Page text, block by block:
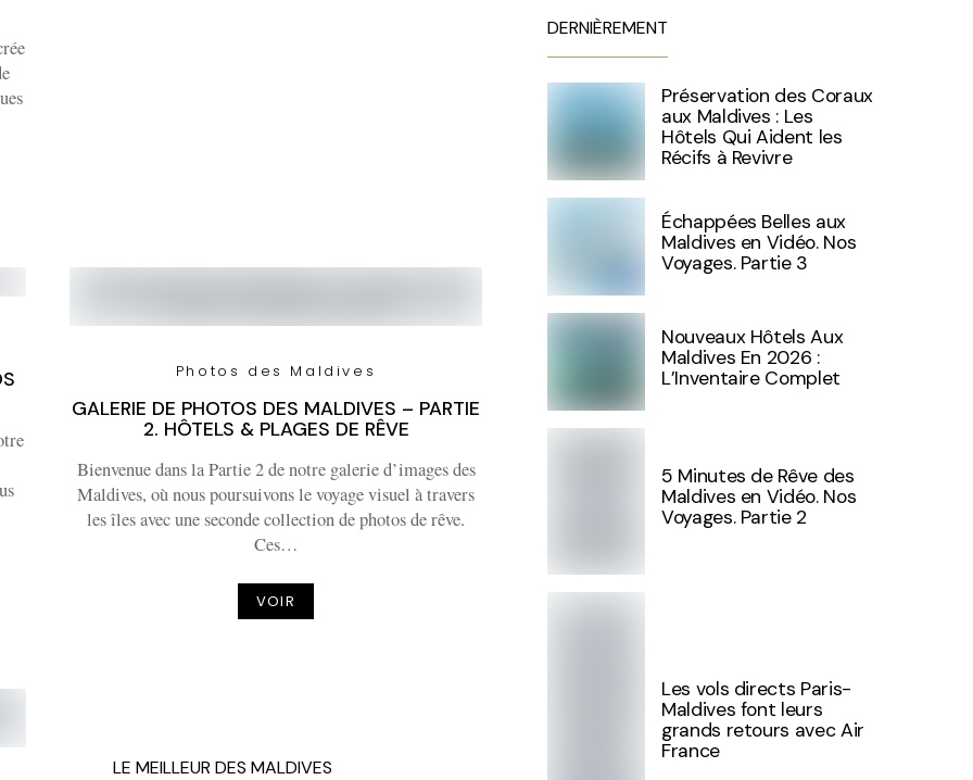
Photos des Maldives
GALERIE DE PHOTOS DES MALDIVES – PARTIE
2. HÔTELS & PLAGES DE RÊVE
Bienvenue dans la Partie 2 de notre galerie d’images des
Maldives, où nous poursuivons le voyage visuel à travers
les îles avec une seconde collection de photos de rêve.
Ces…
VOIR
LE MEILLEUR DES MALDIVES
DERNIÈREMENT
Préservation des Coraux
aux Maldives : Les
Hôtels Qui Aident les
Récifs à Revivre
Échappées Belles aux
Maldives en Vidéo. Nos
Voyages. Partie 3
Nouveaux Hôtels Aux
Maldives En 2026 :
L’Inventaire Complet
5 Minutes de Rêve des
Maldives en Vidéo. Nos
Voyages. Partie 2
Les vols directs Paris-
Maldives font leurs
grands retours avec Air
France